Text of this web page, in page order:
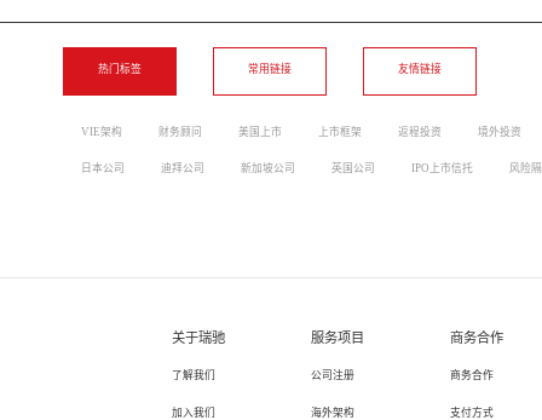
热门标签
VIE架构 财务顾问 美国上市 上市框架 返程投资 境外投资
日本公司 迪拜公司 新加坡公司 英国公司 IPO上市信托 风险
常用链接 友情链接
关于瑞驰
了解我们
加入我们
服务项目
公司注册
海外架构
商务合作
商务合作
支付方式